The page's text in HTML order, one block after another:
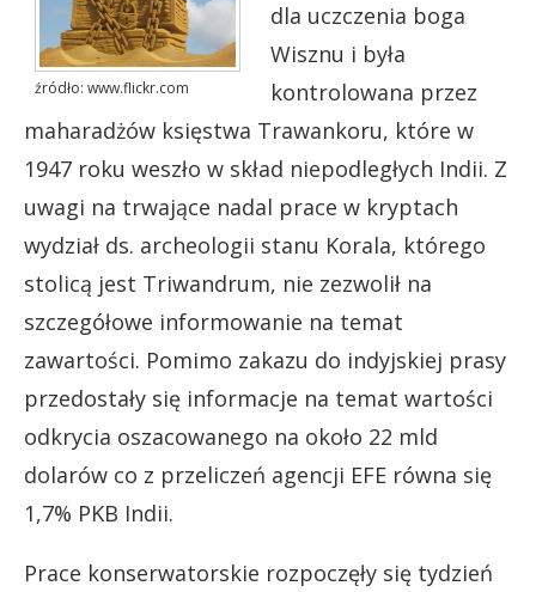
źródło: www.flickr.com
dla uczczenia boga
Wisznu i była
kontrolowana przez
maharadżów księstwa Trawankoru, które w
1947 roku weszło w skład niepodległych Indii. Z
uwagi na trwające nadal prace w kryptach
wydział ds. archeologii stanu Korala, którego
stolicą jest Triwandrum, nie zezwolił na
szczegółowe informowanie na temat
zawartości. Pomimo zakazu do indyjskiej prasy
przedostały się informacje na temat wartości
odkrycia oszacowanego na około 22 mld
dolarów co z przeliczeń agencji EFE równa się
1,7% PKB Indii.
Prace konserwatorskie rozpoczęły się tydzień